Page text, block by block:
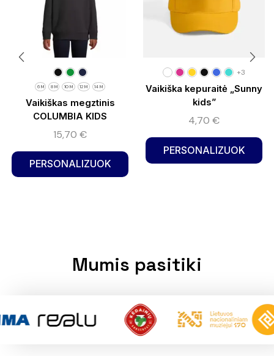
6 M 8 M 10 M 12 M 14 M
Vaikiškas megztinis
COLUMBIA KIDS
15,70 €
PERSONALIZUOK
+3
Vaikiška kepuraitė „Sunny
kids”
4,70 €
PERSONALIZUOK
Mumis pasitiki